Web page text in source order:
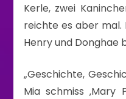
Kerle, zwei
reichte es aber mal.
Henry und Donghae
„Geschichte,
Mia schmiss ‚Mary